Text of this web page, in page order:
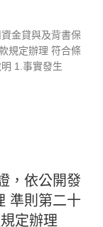
金貸與及背書保
規定辦理 符合條
1.事實發生
，依公開發
準則第二十
定辦理